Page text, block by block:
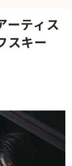
ーティス
スキー